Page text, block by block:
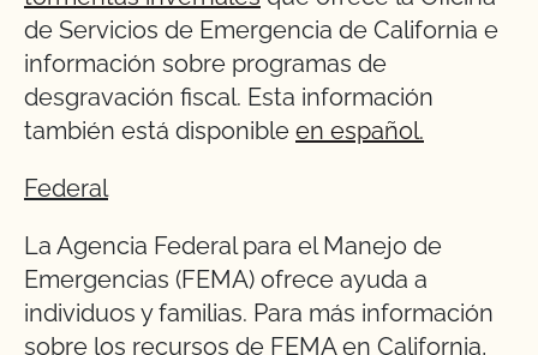
de Servicios de Emergencia de California e
información sobre programas de
desgravación fiscal. Esta información
también está disponible en español.
Federal
La Agencia Federal para el Manejo de
Emergencias (FEMA) ofrece ayuda a
individuos y familias. Para más información
sobre los recursos de FEMA en California,